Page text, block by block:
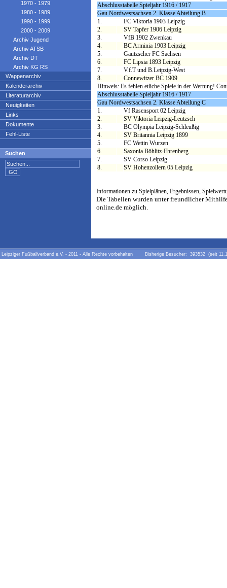
1970 - 1979
1980 - 1989
1990 - 1999
2000 - 2009
Archiv Jugend
Archiv ATSB
Archiv DT
Archiv KG RS
Wappenarchiv
Kalenderarchiv
Literaturarchiv
Neuigkeiten
Links
Dokumente
Fehl-Liste
Suchen
Abschlusstabelle Spieljahr 1916 / 1917
Gau Nordwestsachsen 2. Klasse Abteilung B
1.
FC Viktoria 1903 Leipzig
2.
SV Tapfer 1906 Leipzig
3.
VfB 1902 Zwenkau
4.
BC Arminia 1903 Leipzig
5.
Gautzscher FC Sachsen
6.
FC Lipsia 1893 Leipzig
7.
V.f.T und B.Leipzig-West
8.
Connewitzer BC 1909
Hinweis: Es fehlen etliche Spiele in der Wertung!
Abschlusstabelle Spieljahr 1916 / 1917
Gau Nordwestsachsen 2. Klasse Abteilung C
1.
Vf Rasensport 02 Leipzig
2.
SV Viktoria Leipzig-Leutzsch
3.
BC Olympia Leipzig-Schleußig
4.
SV Britannia Leipzig 1899
5.
FC Wettin Wurzen
6.
Saxonia Böhlitz-Ehrenberg
7.
SV Corso Leipzig
8.
SV Hohenzollern 05 Leipzig
Informationen zu Spielplänen, Ergebnissen,
Die Tabellen wurden unter freundlicher
online.de möglich.
Leipziger Fußballverband e.V. - 2011 - Alle Rechte vorbehalten Bisherige Besucher: 393532 (seit